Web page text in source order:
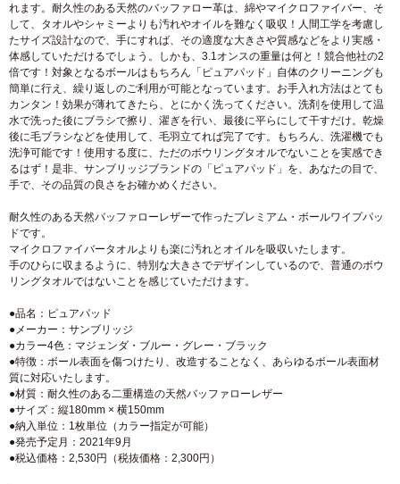
れます。耐久性のある天然のバッファロー革は、綿やマイクロファイバー、そ
して、タオルやシャミーよりも汚れやオイルを難なく吸収！人間工学を考慮し
たサイズ設計なので、手にすれば、その適度な大きさや質感などをより実感・
体感していただけるでしょう。しかも、3.1オンスの重量は何と！競合他社の2
倍です！対象となるボールはもちろん「ピュアパッド」自体のクリーニングも
簡単に行え、繰り返しのご利用が可能となっています。お手入れ方法はとても
カンタン！効果が薄れてきたら、とにかく洗ってください。洗剤を使用して温
水で洗った後にブラシで擦り、濯ぎを行い、最後に平らにして干すだけ。乾燥
後に毛ブラシなどを使用して、毛羽立てれば完了です。もちろん、洗濯機でも
洗浄可能です！使用する度に、ただのボウリングタオルでないことを実感でき
るはず！是非、サンブリッジブランドの「ピュアパッド」を、あなたの目で、
手で、その品質の良さをお確かめください。
耐久性のある天然バッファローレザーで作ったプレミアム・ボールワイプパッ
ドです。
マイクロファイバータオルよりも楽に汚れとオイルを吸収いたします。
手のひらに収まるように、特別な大きさでデザインしているので、普通のボウ
リングタオルではないことを感じていただけます。
●品名：ピュアパッド
●メーカー：サンブリッジ
●カラー4色：マジェンダ・ブルー・グレー・ブラック
●特徴：ボール表面を傷つけたり、改造することなく、あらゆるボール表面材
質に対応いたします。
●材質：耐久性のある二重構造の天然バッファローレザー
●サイズ：縦180mm × 横150mm
●納入単位：1枚単位（カラー指定が可能）
●発売予定月：2021年9月
●税込価格：2,530円（税抜価格：2,300円）